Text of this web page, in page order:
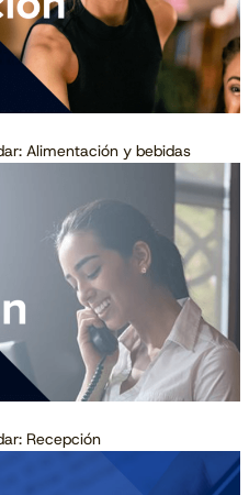
Alimentación y bebidas
Recepción